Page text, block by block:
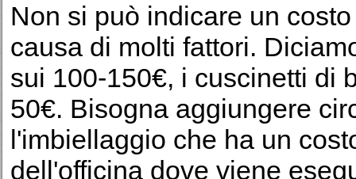
Non si può indicare un
causa di molti fattori.
sui 100-150€, i cuscinetti di
50€. Bisogna aggiungere
l'imbiellaggio che ha un
dell'officina dove viene